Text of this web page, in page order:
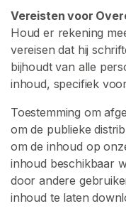
Vereisten voor
Houd er rekening
vereisen dat hij
bijhoudt van alle
inhoud, specifiek
Toestemming om
om de publieke
om de inhoud op
inhoud beschikbaar
door andere
inhoud te laten